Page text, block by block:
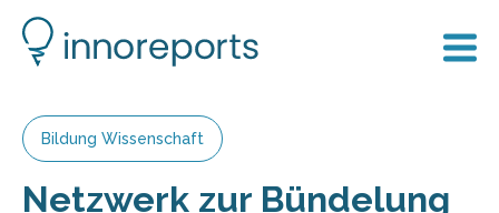
Bildung Wissenschaft
Netzwerk zur Bündelung